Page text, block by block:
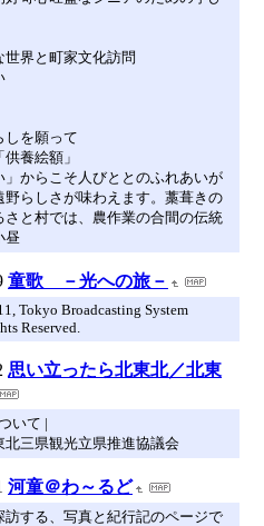
世界と町家文化訪問
しを願って
養絵額」
からこそ人びととのふれあいが
野らしさが味わえます。藁葺きの
さと村では、農作業の合間の伝統
昼
童歌 －光への旅－
Tokyo Broadcasting System
Reserved.
思い立ったら北東北／北東
いて |
北三県観光立県推進協議会
河童＠わ～るど
する、写真と紀行記のページで